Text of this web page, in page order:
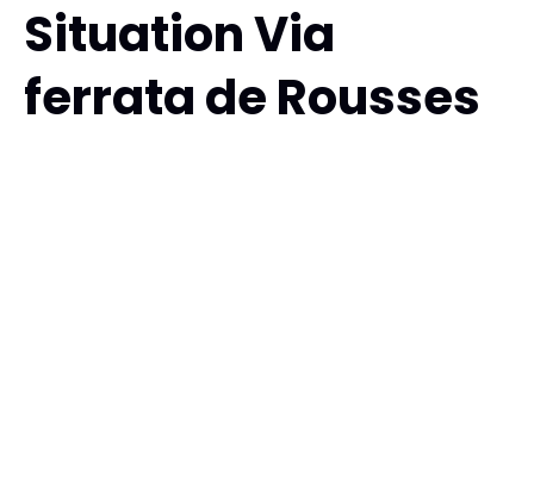
Situation Via
ferrata de Rousses